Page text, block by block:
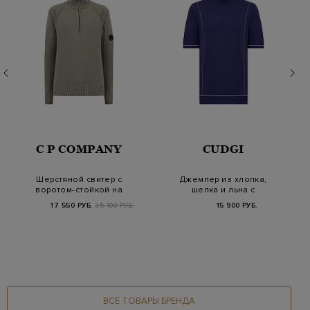
C P COMPANY
Шерстяной свитер с
воротом-стойкой на
17 550 РУБ. 35 100 РУБ.
CUDGI
Джемпер из хлопка,
шелка и льна с
15 900 РУБ.
ВСЕ ТОВАРЫ БРЕНДА